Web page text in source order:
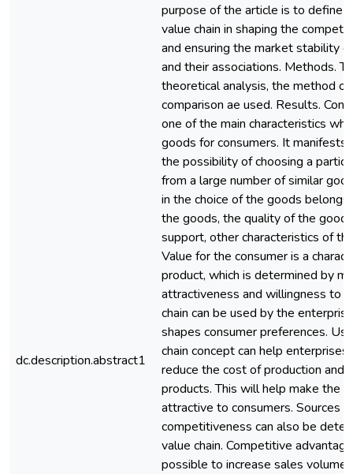
dc.description.abstract1
purpose of the article is to define
value chain in shaping the
and ensuring the market stability
and their associations. Methods.
theoretical analysis, the method of
comparison ae used. Results.
one of the main characteristics
goods for consumers. It manifests
the possibility of choosing a
from a large number of similar
in the choice of the goods
the goods, the quality of the
support, other characteristics of
Value for the consumer is a
product, which is determined by
attractiveness and willingness to
chain can be used by the
shapes consumer preferences.
chain concept can help
reduce the cost of production and
products. This will help make the
attractive to consumers. Sources
competitiveness can also be
value chain. Competitive
possible to increase sales